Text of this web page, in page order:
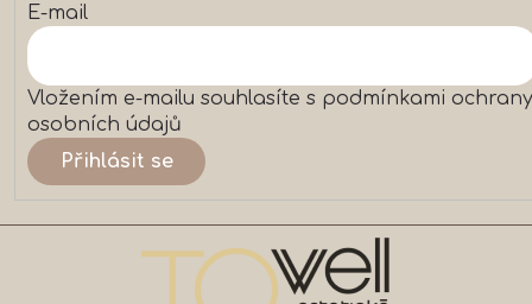
E-mail
Vložením e-mailu souhlasíte s podmínkami ochrany
osobních údajů
Přihlásit se